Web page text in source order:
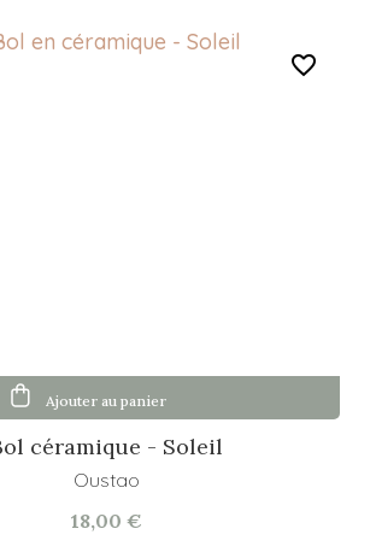
céramique - Soleil
Oustao
18,00 €
Ajouter au panier
favorite_border